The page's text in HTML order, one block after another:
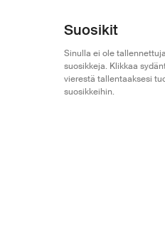
Suosikit
Sinulla ei ole tallennettuja
suosikkeja. Klikkaa
vierestä tallentaaksesi
suosikkeihin.